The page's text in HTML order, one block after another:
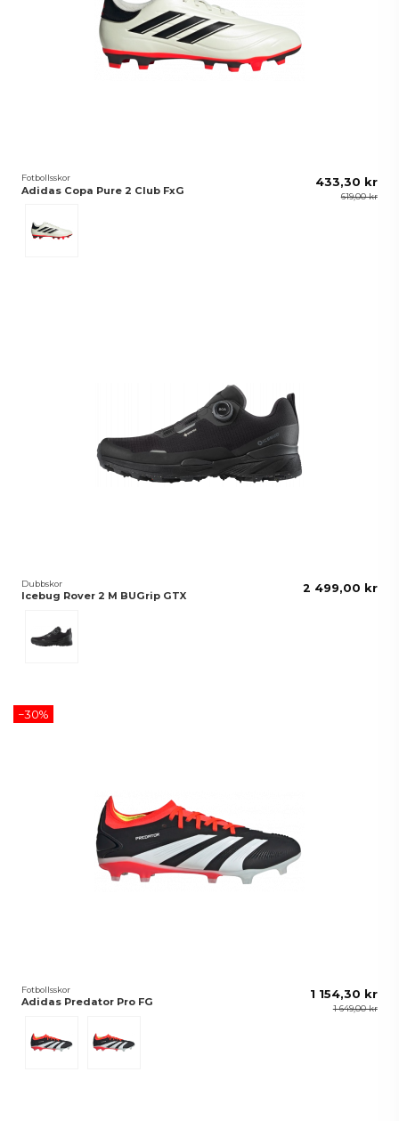
Fotbollsskor
Adidas Copa Pure 2 Club FxG
433,30 kr
619,00 kr
Dubbskor
Icebug Rover 2 M BUGrip GTX
2 499,00 kr
−30%
Fotbollsskor
Adidas Predator Pro FG
1 154,30 kr
1 649,00 kr